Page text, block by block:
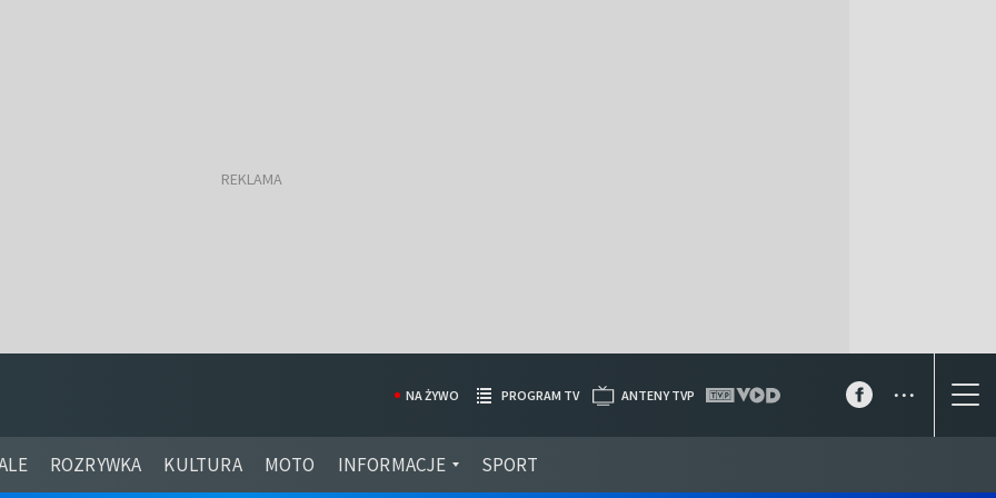
ROZRYWKA KULTURA MOTO INFORMACJE SPORT
NA ŻYWO PROGRAM TV ANTENY TVP ...